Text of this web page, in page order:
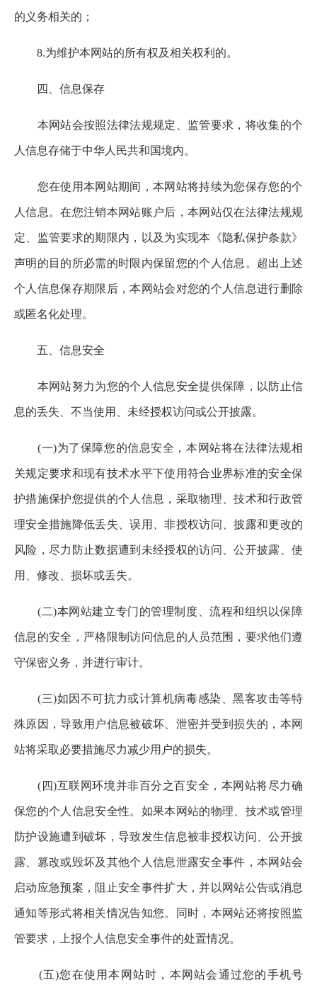
的义务相关的；
8.为维护本网站的所有权及相关权利的。
四、信息保存
本网站会按照法律法规规定、监管要求，将收集的个
人信息存储于中华人民共和国境内。
您在使用本网站期间，本网站将持续为您保存您的个
人信息。在您注销本网站账户后，本网站仅在法律法规规
定、监管要求的期限内，以及为实现本《隐私保护条款》
声明的目的所必需的时限内保留您的个人信息。超出上述
个人信息保存期限后，本网站会对您的个人信息进行删除
或匿名化处理。
五、信息安全
本网站努力为您的个人信息安全提供保障，以防止信
息的丢失、不当使用、未经授权访问或公开披露。
(一)为了保障您的信息安全，本网站将在法律法规相
关规定要求和现有技术水平下使用符合业界标准的安全保
护措施保护您提供的个人信息，采取物理、技术和行政管
理安全措施降低丢失、误用、非授权访问、披露和更改的
风险，尽力防止数据遭到未经授权的访问、公开披露、使
用、修改、损坏或丢失。
(二)本网站建立专门的管理制度、流程和组织以保障
信息的安全，严格限制访问信息的人员范围，要求他们遵
守保密义务，并进行审计。
(三)如因不可抗力或计算机病毒感染、黑客攻击等特
殊原因，导致用户信息被破坏、泄密并受到损失的，本网
站将采取必要措施尽力减少用户的损失。
(四)互联网环境并非百分之百安全，本网站将尽力确
保您的个人信息安全性。如果本网站的物理、技术或管理
防护设施遭到破坏，导致发生信息被非授权访问、公开披
露、篡改或毁坏及其他个人信息泄露安全事件，本网站会
启动应急预案，阻止安全事件扩大，并以网站公告或消息
通知等形式将相关情况告知您。同时，本网站还将按照监
管要求，上报个人信息安全事件的处置情况。
(五)您在使用本网站时，本网站会通过您的手机号